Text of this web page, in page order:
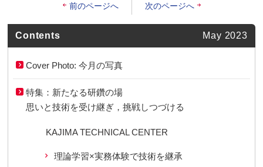
前のページへ 次のページへ
Contents May 2023
Cover Photo: 今月の写真
特集：新たなる研鑽の場
思いと技術を受け継ぎ，挑戦しつづける
KAJIMA TECHNICAL CENTER
理論学習×実務体験で技術を継承